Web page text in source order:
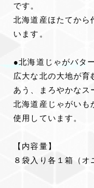
です。
北海道産ほたてから
います。
●北海道じゃがバタ
広大な北の大地が育
あう、まろやかなス
北海道産じゃがいも
使用しています。
【内容量】
８袋入り各１箱（オ